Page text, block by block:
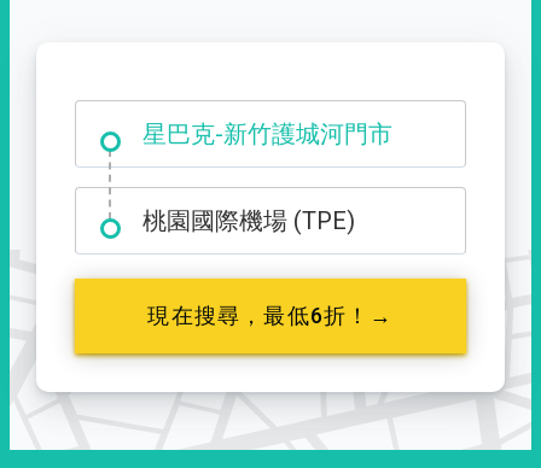
大霸尖山登山口
桃園國際機場 (TPE)
現在搜尋，最低6折！→